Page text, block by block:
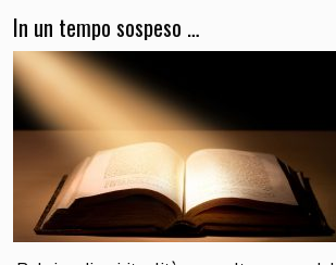
In un tempo sospeso …